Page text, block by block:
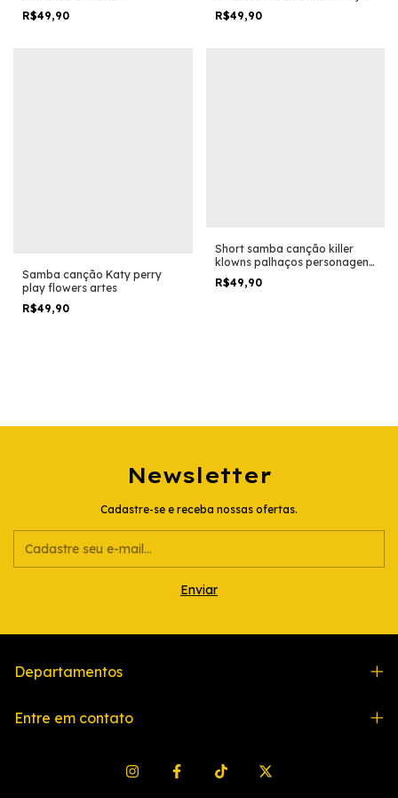
personagem geek
R$49,90
R$49,90
Samba canção Katy perry
play flowers artes
R$49,90
Short samba canção killer
klowns palhaços personagens
print terror halloween trash
R$49,90
Newsletter
Cadastre-se e receba nossas ofertas.
Departamentos
Entre em contato